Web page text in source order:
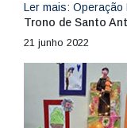
Ler mais: Operação
Trono de Santo
21 junho 2022